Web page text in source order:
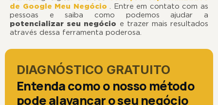
de Google Meu Negócio . Entre em contato com as
pessoas e saiba como podemos ajudar a
potencializar seu negócio e trazer mais resultados
através dessa ferramenta poderosa.
DIAGNÓSTICO GRATUITO
Entenda como o nosso método
pode alavancar o seu negócio